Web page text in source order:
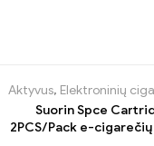
Garintuvas
Aktyvus, Elektroninių
Suorin Spce
2PCS/Pack e-